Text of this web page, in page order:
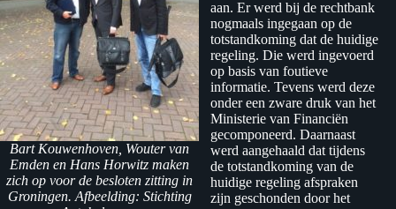
Bart Kouwenhoven, Wouter van
Emden en Hans Horwitz maken
zich op voor de besloten zitting in
Groningen. Afbeelding: Stichting
aan. Er werd bij de rechtbank
nogmaals ingegaan op de
totstandkoming dat de huidige
regeling. Die werd ingevoerd
op basis van foutieve
informatie. Tevens werd deze
onder een zware druk van het
Ministerie van Financiën
gecomponeerd. Daarnaast
werd aangehaald dat tijdens
de totstandkoming van de
huidige regeling afspraken
zijn geschonden door het